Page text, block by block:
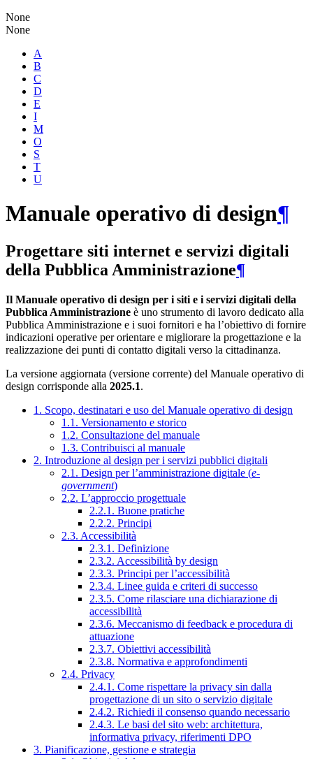
None
None
A
B
C
D
E
I
M
O
S
T
U
Manuale operativo di design¶
Progettare siti internet e servizi digitali
della Pubblica Amministrazione¶
Il Manuale operativo di design per i siti e i servizi digitali della
Pubblica Amministrazione è uno strumento di lavoro dedicato alla
Pubblica Amministrazione e i suoi fornitori e ha l’obiettivo di fornire
indicazioni operative per orientare e migliorare la progettazione e la
realizzazione dei punti di contatto digitali verso la cittadinanza.
La versione aggiornata (versione corrente) del Manuale operativo di
design corrisponde alla 2025.1.
1. Scopo, destinatari e uso del Manuale operativo di design
1.1. Versionamento e storico
1.2. Consultazione del manuale
1.3. Contribuisci al manuale
2. Introduzione al design per i servizi pubblici digitali
2.1. Design per l’amministrazione digitale (e-
government)
2.2. L’approccio progettuale
2.2.1. Buone pratiche
2.2.2. Principi
2.3. Accessibilità
2.3.1. Definizione
2.3.2. Accessibilità by design
2.3.3. Principi per l’accessibilità
2.3.4. Linee guida e criteri di successo
2.3.5. Come rilasciare una dichiarazione di
accessibilità
2.3.6. Meccanismo di feedback e procedura di
attuazione
2.3.7. Obiettivi accessibilità
2.3.8. Normativa e approfondimenti
2.4. Privacy
2.4.1. Come rispettare la privacy sin dalla
progettazione di un sito o servizio digitale
2.4.2. Richiedi il consenso quando necessario
2.4.3. Le basi del sito web: architettura,
informativa privacy, riferimenti DPO
3. Pianificazione, gestione e strategia